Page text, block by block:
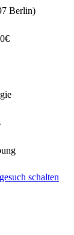
Berlin)
schalten